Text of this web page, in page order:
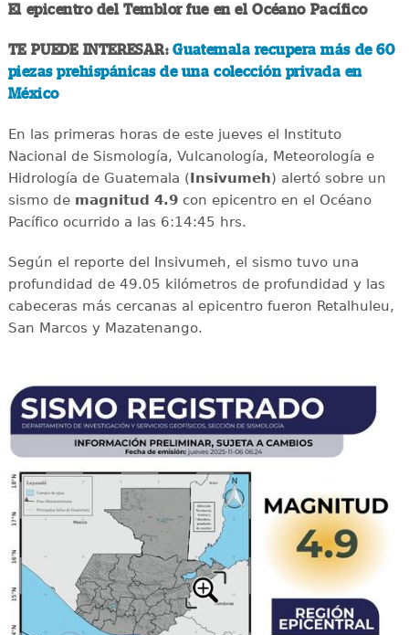
El epicentro del Temblor fue en el Océano Pacífico
TE PUEDE INTERESAR:Guatemala recupera más de 60
piezas prehispánicas de una colección privada en
México
En las primeras horas de este jueves el Instituto
Nacional de Sismología, Vulcanología, Meteorología e
Hidrología de Guatemala (Insivumeh) alertó sobre un
sismo de magnitud 4.9con epicentro en el Océano
Pacífico ocurrido a las 6:14:45 hrs.
Según el reporte del Insivumeh, el sismo tuvo una
profundidad de 49.05 kilómetros de profundidad y las
cabeceras más cercanas al epicentro fueron Retalhuleu,
San Marcos y Mazatenango.